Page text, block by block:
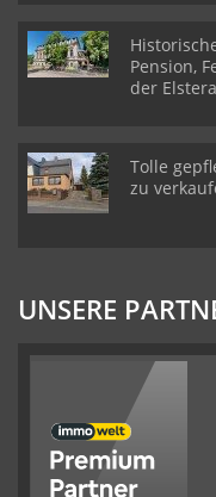
Pension,
der
Tolle
zu
UNSERE